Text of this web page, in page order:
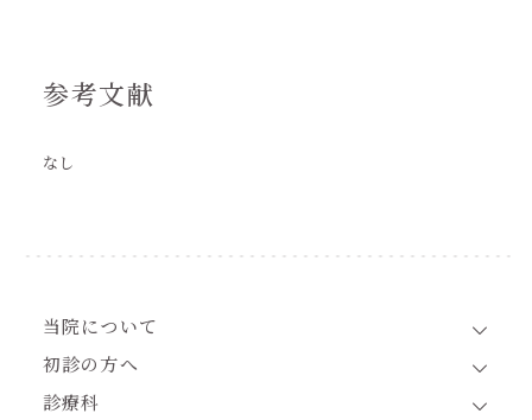
参考文献
なし
当院について
初診の方へ
診療科